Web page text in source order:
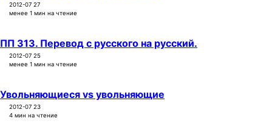
2012-07 27
менее 1 мин на чтение
ПП 313. Перевод с русского на русский.
2012-07 25
менее 1 мин на чтение
Увольняющиеся vs увольняющие
2012-07 23
4 мин на чтение